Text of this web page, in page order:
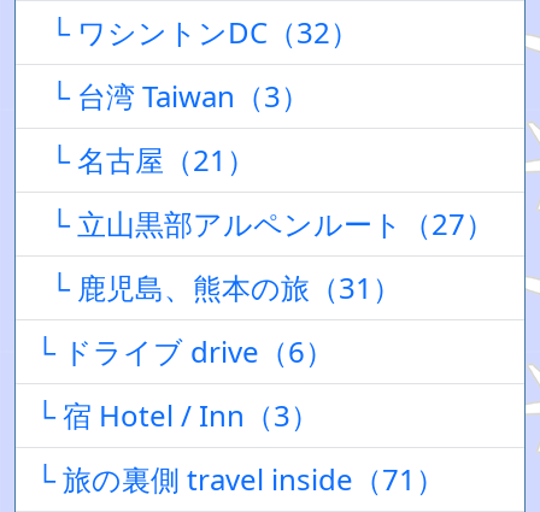
└ ワシントンDC（32）
└ 台湾 Taiwan（3）
└ 名古屋（21）
└ 立山黒部アルペンルート（27）
└ 鹿児島、熊本の旅（31）
└ ドライブ drive（6）
└ 宿 Hotel / Inn（3）
└ 旅の裏側 travel inside（71）